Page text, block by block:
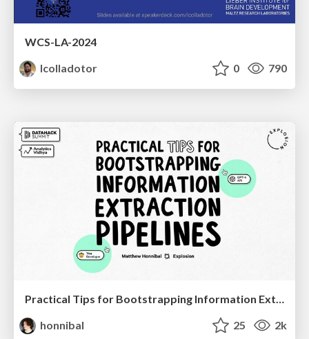
WCS-LA-2024
lcolladotor
0 790
honnibal
25 2k